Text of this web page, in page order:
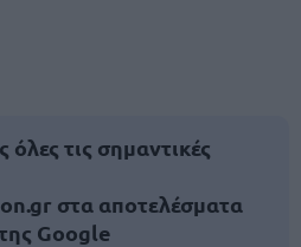
τις σημαντικές
στα αποτελέσματα
Google